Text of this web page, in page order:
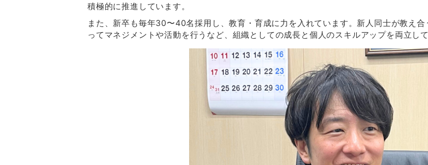
積極的に推進しています。
また、新卒も毎年30〜40名採用し、教育・育成に力を入れています。新人同士が教え
ってマネジメントや活動を行うなど、組織としての成長と個人のスキルアップを両立して